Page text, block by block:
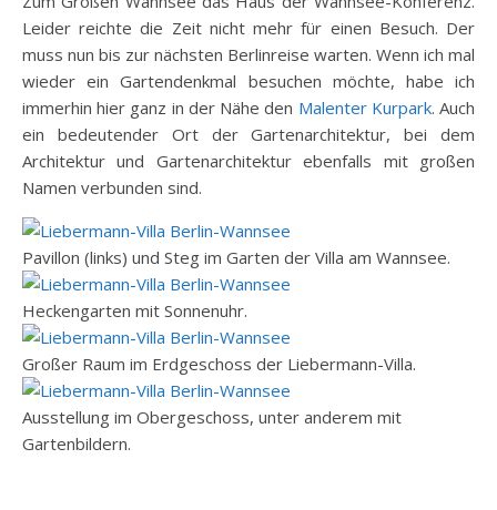
Leider reichte die Zeit nicht mehr für einen Besuch. Der
muss nun bis zur nächsten Berlinreise warten. Wenn ich mal
wieder ein Gartendenkmal besuchen möchte, habe ich
immerhin hier ganz in der Nähe den Malenter Kurpark. Auch
ein bedeutender Ort der Gartenarchitektur, bei dem
Architektur und Gartenarchitektur ebenfalls mit großen
Namen verbunden sind.
Pavillon (links) und Steg im Garten der Villa am Wannsee.
Heckengarten mit Sonnenuhr.
Großer Raum im Erdgeschoss der Liebermann-Villa.
Ausstellung im Obergeschoss, unter anderem mit
Gartenbildern.